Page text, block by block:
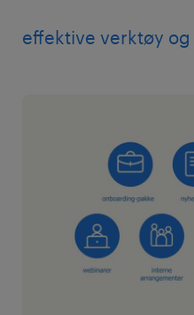
effektive verktøy